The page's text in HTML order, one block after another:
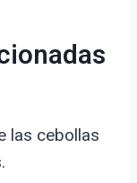
las cebollas